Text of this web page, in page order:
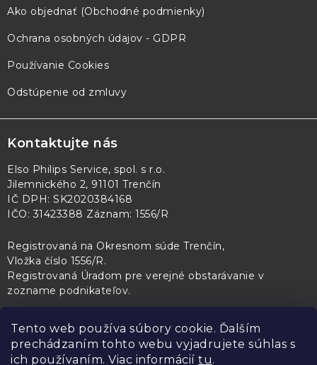
Tento web používa súbory cookie. Ďalším
prechádzaním tohto webu vyjadrujete súhlas s
ich používaním. Viac informácií tu.
Ako objednať (Obchodné podmienky)
Ochrana osobných údajov - GDPR
Používanie Cookies
Odstúpenie od zmluvy
Kontaktujte nás
Elso Philips Service, spol. s r.o.
Jilemnického 2, 91101 Trenčín
IČ DPH: SK2020384168
IČO: 31423388 Záznam: 1556/R
Registrovaná na Okresnom súde Trenčín,
Vložka číslo 1556/R.
Registrovaná Úradom pre verejné obstarávanie v
zozname podnikateľov.
PL Servis Kontroltech Technický skúšobný ústav Piešťany